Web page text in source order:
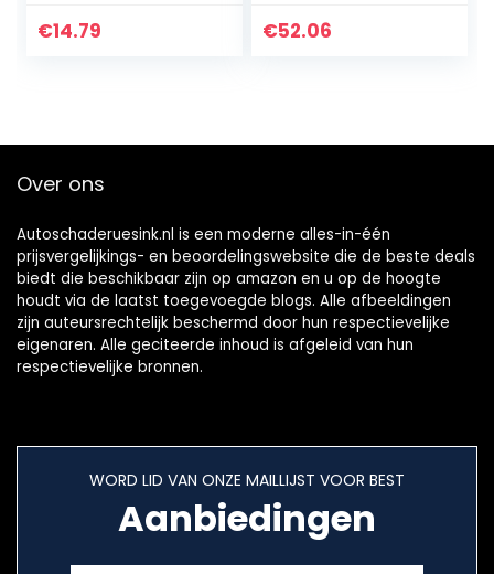
inspectie camera
€14.79
wifi-
€52.06
Over ons
Autoschaderuesink.nl is een moderne alles-in-één
prijsvergelijkings- en beoordelingswebsite die de beste deals
biedt die beschikbaar zijn op amazon en u op de hoogte
houdt via de laatst toegevoegde blogs. Alle afbeeldingen
zijn auteursrechtelijk beschermd door hun respectievelijke
eigenaren. Alle geciteerde inhoud is afgeleid van hun
respectievelijke bronnen.
WORD LID VAN ONZE MAILLIJST VOOR BEST
Aanbiedingen